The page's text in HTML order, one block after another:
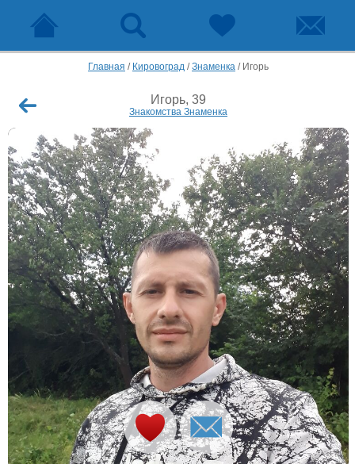
Главная / Кировоград /Знаменка / Игорь
Игорь, 39
Знакомства Знаменка